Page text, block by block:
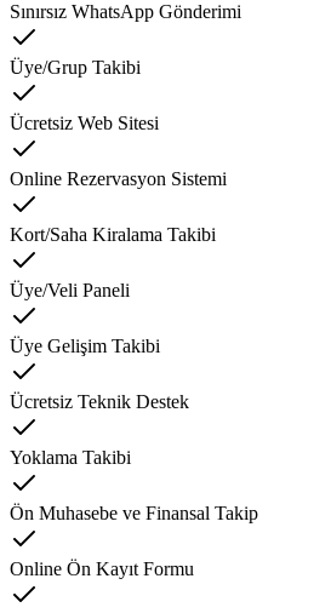
Sınırsız WhatsApp Gönderimi
Üye/Grup Takibi
Ücretsiz Web Sitesi
Online Rezervasyon Sistemi
Kort/Saha Kiralama Takibi
Üye/Veli Paneli
Üye Gelişim Takibi
Ücretsiz Teknik Destek
Yoklama Takibi
Ön Muhasebe ve Finansal Takip
Online Ön Kayıt Formu